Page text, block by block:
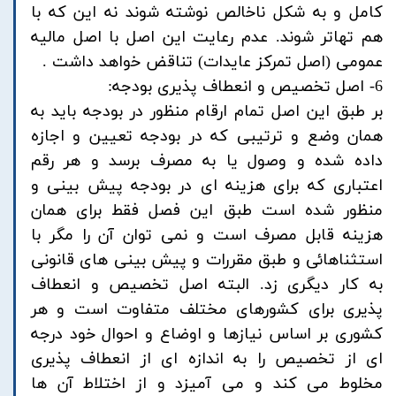
کامل و به شکل ناخالص نوشته شوند نه این که با
هم تهاتر شوند. عدم رعایت این اصل با اصل مالیه
عمومی (اصل تمرکز عایدات) تناقض خواهد داشت .
6- اصل تخصیص و انعطاف پذیری بودجه:
بر طبق این اصل تمام ارقام منظور در بودجه باید به
همان وضع و ترتیبی که در بودجه تعیین و اجازه
داده شده و وصول یا به مصرف برسد و هر رقم
اعتباری که برای هزینه ای در بودجه پیش بینی و
منظور شده است طبق این فصل فقط برای همان
هزینه قابل مصرف است و نمی توان آن را مگر با
استثناهائی و طبق مقررات و پیش بینی های قانونی
به کار دیگری زد. البته اصل تخصیص و انعطاف
پذیری برای کشورهای مختلف متفاوت است و هر
کشوری بر اساس نیازها و اوضاع و احوال خود درجه
ای از تخصیص را به اندازه ای از انعطاف پذیری
مخلوط می کند و می آمیزد و از اختلاط آن ها